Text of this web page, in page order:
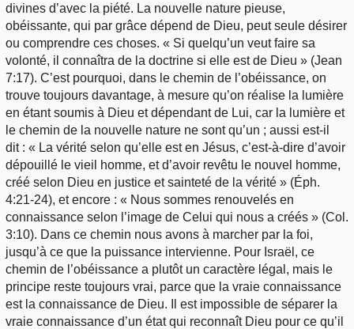
divines d’avec la piété. La nouvelle nature pieuse,
obéissante, qui par grâce dépend de Dieu, peut seule désirer
ou comprendre ces choses. « Si quelqu’un veut faire sa
volonté, il connaîtra de la doctrine si elle est de Dieu » (Jean
7:17). C’est pourquoi, dans le chemin de l’obéissance, on
trouve toujours davantage, à mesure qu’on réalise la lumière
en étant soumis à Dieu et dépendant de Lui, car la lumière et
le chemin de la nouvelle nature ne sont qu’un ; aussi est-il
dit : « La vérité selon qu’elle est en Jésus, c’est-à-dire d’avoir
dépouillé le vieil homme, et d’avoir revêtu le nouvel homme,
créé selon Dieu en justice et sainteté de la vérité » (Éph.
4:21-24), et encore : « Nous sommes renouvelés en
connaissance selon l’image de Celui qui nous a créés » (Col.
3:10). Dans ce chemin nous avons à marcher par la foi,
jusqu’à ce que la puissance intervienne. Pour Israël, ce
chemin de l’obéissance a plutôt un caractère légal, mais le
principe reste toujours vrai, parce que la vraie connaissance
est la connaissance de Dieu. Il est impossible de séparer la
vraie connaissance d’un état qui reconnaît Dieu pour ce qu’il